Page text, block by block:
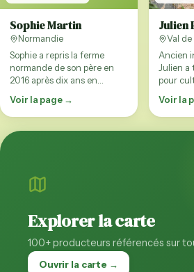
Sophie Martin
Normandie
Sophie a repris la ferme
normande de son père en
2016 après dix ans en
65 vaches…
Voir la page →
Julien
Val de
Ancien
Julien a
pour
Voir la
Explorer la carte
100+ producteurs référencés sur
Ouvrir la carte →